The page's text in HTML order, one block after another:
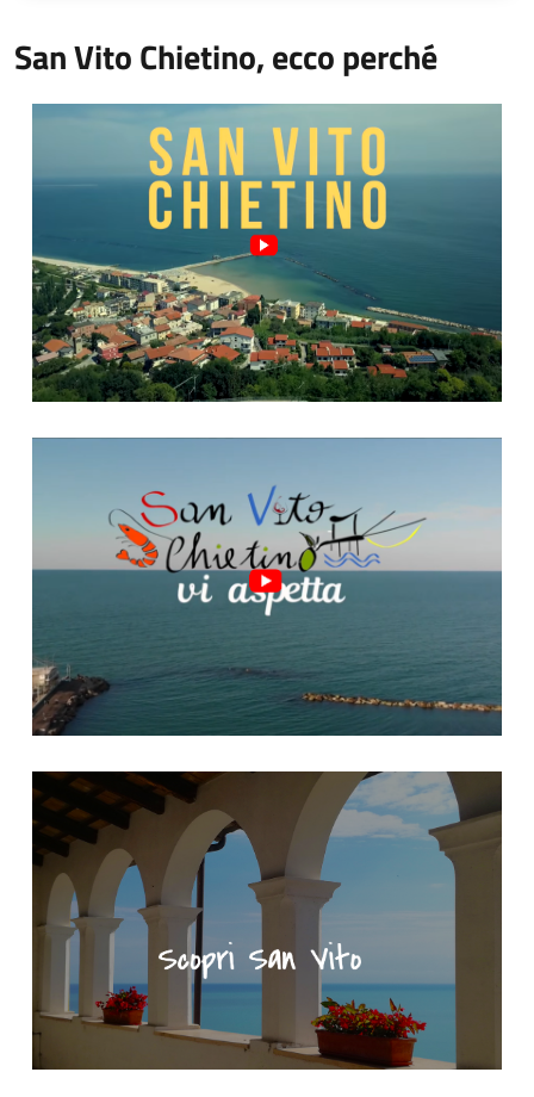
San Vito Chietino, ecco perché
Video Comune di San Vito Chietino
"Scopri San Vito" - Portale turistico del Comune di San Vito